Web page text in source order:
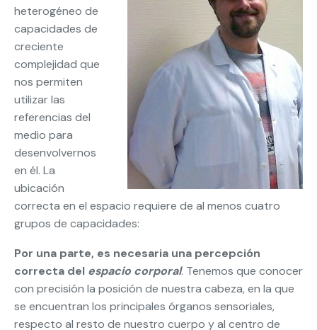
heterogéneo de
capacidades de
creciente
complejidad que
nos permiten
utilizar las
referencias del
medio para
desenvolvernos
en él. La
ubicación
correcta en el espacio requiere de al menos cuatro
grupos de capacidades:
Por una parte, es necesaria una percepción
correcta del espacio corporal. Tenemos que conocer
con precisión la posición de nuestra cabeza, en la que
se encuentran los principales órganos sensoriales,
respecto al resto de nuestro cuerpo y al centro de